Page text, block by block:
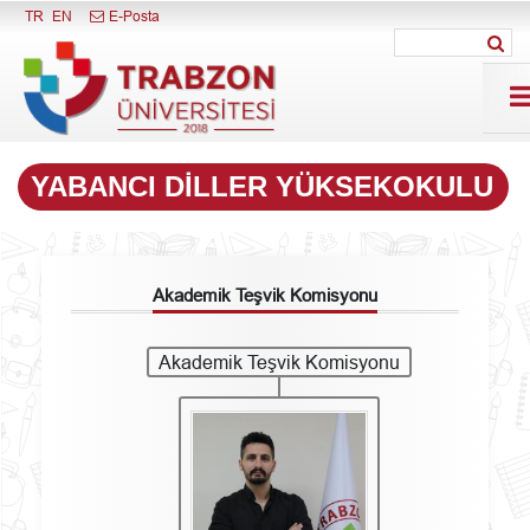
Menüyü Kapat
TR EN E-Posta
YABANCI DILLER YÜKSEKOKULU
Akademik Teşvik Komisyonu
Akademik Teşvik Komisyonu